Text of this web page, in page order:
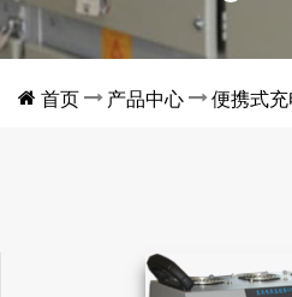
首页 产品中心 便携式